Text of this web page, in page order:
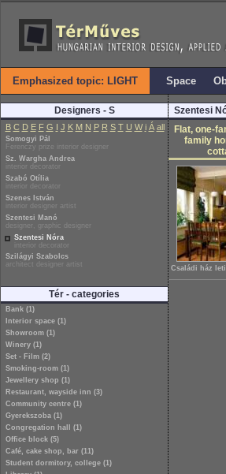
Emphasized topic: LIGHT Space
Designers - S
B C D E F G I J K M N P R S T U W i Á all
Somogyi Pál
Ferenczy prize interior designer
Sz. Wargha Andrea
interior decorator
Szabó Otília
interior decorator
Szenes István
interior designer artist
Szentesi Manó
designer, graphic designer
Szentesi Nóra
interior decorator
Szilágyi Szabolcs
architect designer artist
Tér - categories
Bank (1)
Interior space (1)
Showroom (1)
Winery (1)
Set - Film (2)
Smoking-room (1)
Jewellery shop (1)
Restaurant, wayside inn (3)
Community centre (1)
Gyerekszoba (1)
Congregation hall (1)
Office block (5)
Café, cake shop, bar (11)
Student dormitory, college (1)
Szentesi
Flat, one-
family
Családi ház